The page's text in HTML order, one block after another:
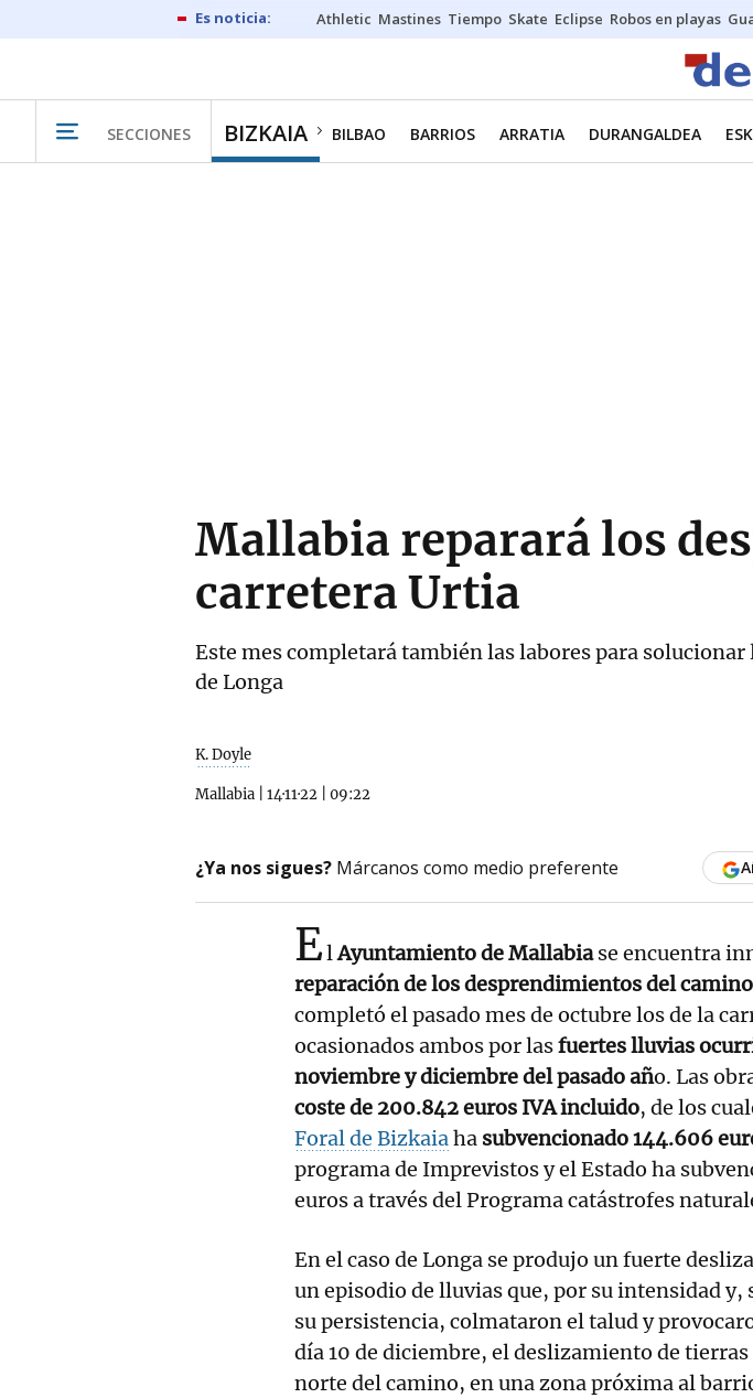
Athletic Mastines Tiempo Skate Eclipse Robos en playas
SECCIONES BIZKAIA BILBAO BARRIOS ARRATIA DURANGALDEA
Mallabia reparará los
carretera Urtia
Este mes completará también las labores para
de Longa
K. Doyle
Mallabia 14·11·22 09:22
¿Ya nos sigues? Márcanos como medio preferente
ElAyuntamiento de Mallabiase encuentra
reparación de los desprendimientos del
completó el pasado mes de octubre los de la
ocasionados ambos por lasfuertes lluvias
noviembre y diciembre del pasado año. Las
coste de 200.842 euros IVA incluido, de los
Foral de Bizkaiaha subvencionado 144.606
programa de Imprevistos y el Estado ha
euros a través del Programa catástrofes
En el caso de Longa se produjo un fuerte
un episodio de lluvias que, por su intensidad y,
su persistencia, colmataron el talud y
día 10 de diciembre, el deslizamiento de tierras
norte del camino, en una zona próxima al